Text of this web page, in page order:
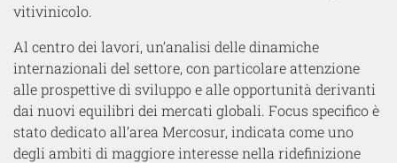
vitivinicolo.
Al centro dei lavori, un’analisi delle dinamiche
internazionali del settore, con particolare attenzione
alle prospettive di sviluppo e alle opportunità derivanti
dai nuovi equilibri dei mercati globali. Focus specifico è
stato dedicato all’area Mercosur, indicata come uno
degli ambiti di maggiore interesse nella ridefinizione